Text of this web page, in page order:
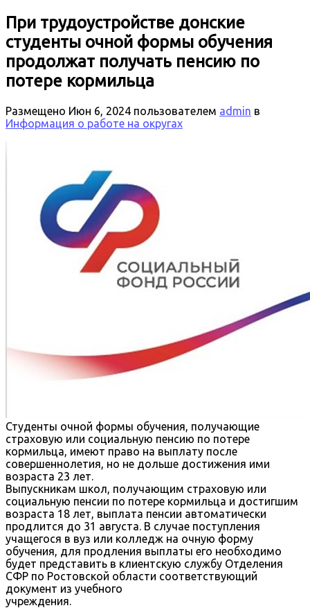
При трудоустройстве донские
студенты очной формы обучения
продолжат получать пенсию по
потере кормильца
Размещено Июн 6, 2024 пользователем admin в
Информация о работе на округах
Студенты очной формы обучения, получающие
страховую или социальную пенсию по потере
кормильца, имеют право на выплату после
совершеннолетия, но не дольше достижения ими
возраста 23 лет.
Выпускникам школ, получающим страховую или
социальную пенсии по потере кормильца и достигшим
возраста 18 лет, выплата пенсии автоматически
продлится до 31 августа. В случае поступления
учащегося в вуз или колледж на очную форму
обучения, для продления выплаты его необходимо
будет представить в клиентскую службу Отделения
СФР по Ростовской области соответствующий
документ из учебного
учреждения.